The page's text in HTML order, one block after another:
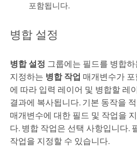
포함됩니다.
병합 설정
병합 설정 그룹에는 필드를 병합
지정하는 병합 작업 매개변수가
에 따라 입력 레이어 및 병합할 레
결과에 복사됩니다. 기본 동작을
매개변수에 대한 필드 및 작업을
다. 병합 작업은 선택 사항입니다.
작업을 지정할 수 있습니다.